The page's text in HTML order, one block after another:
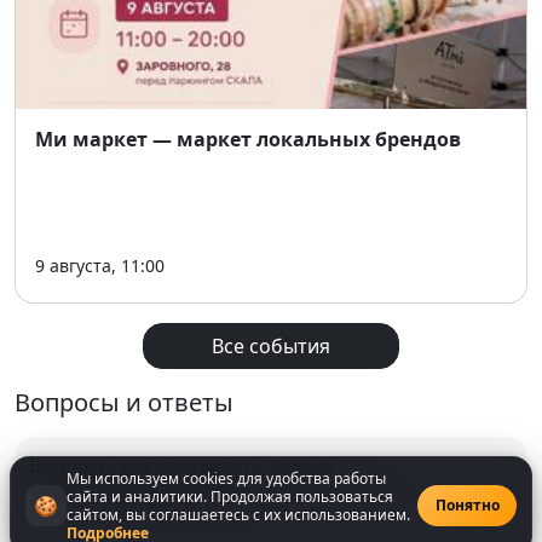
Ми маркет — маркет локальных брендов
9 августа, 11:00
Все события
Вопросы и ответы
Вопросы могут задавать только
зарегистрированнныепользователи
🍪
Мы используем cookies для удобства работы
сайта и аналитики. Продолжая пользоваться
сайтом, вы соглашаетесь с их использованием.
Подробнее
Понятно